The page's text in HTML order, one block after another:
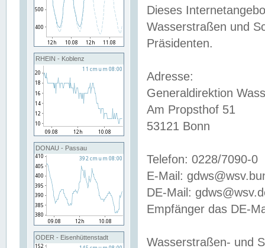
RHEIN - Koblenz
DONAU - Passau
ODER - Eisenhüttenstadt
Dieses
Wasserstraßen und
Präsidenten.
Adresse:
Generaldirektion
Am Propsthof 51
53121 Bonn
Telefon: 0228/7090-0
E-Mail:
DE-Mail:
Empfänger das DE-
Wasserstraßen- und